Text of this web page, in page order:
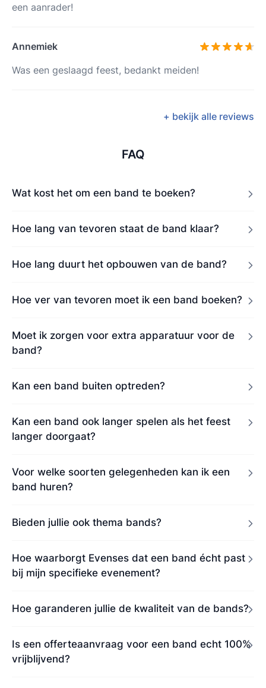
een aanrader!
Annemiek
Was een geslaagd feest, bedankt meiden!
+ bekijk alle reviews
FAQ
Wat kost het om een band te boeken?
Hoe lang van tevoren staat de band klaar?
Hoe lang duurt het opbouwen van de band?
Hoe ver van tevoren moet ik een band boeken?
Moet ik zorgen voor extra apparatuur voor de
band?
Kan een band buiten optreden?
Kan een band ook langer spelen als het feest
langer doorgaat?
Voor welke soorten gelegenheden kan ik een
band huren?
Bieden jullie ook thema bands?
Hoe waarborgt Evenses dat een band écht past
bij mijn specifieke evenement?
Hoe garanderen jullie de kwaliteit van de bands?
Is een offerteaanvraag voor een band echt 100%
vrijblijvend?